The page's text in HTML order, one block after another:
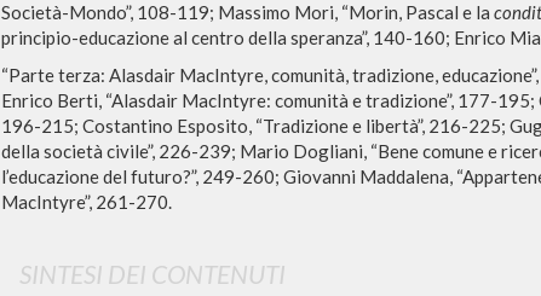
Società-Mondo”, 108-119; Massimo Mori, “Morin, Pascal e la
principio-educazione al centro della speranza”, 140-160; Enrico
“Parte terza: Alasdair MacIntyre, comunità, tradizione,
Enrico Berti, “Alasdair MacIntyre: comunità e tradizione”, 177-195;
196-215; Costantino Esposito, “Tradizione e libertà”, 216-225;
della società civile”, 226-239; Mario Dogliani, “Bene comune e
l’educazione del futuro?”, 249-260; Giovanni Maddalena,
MacIntyre”, 261-270.
SINTESI DEI CONTENUTI
RISULTATI SUCCESSIVI